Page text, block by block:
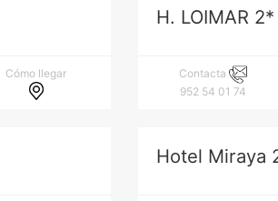
Cómo llegar
H. LOIMAR 2*
Contacta
952 54 01 74
Hotel Miraya